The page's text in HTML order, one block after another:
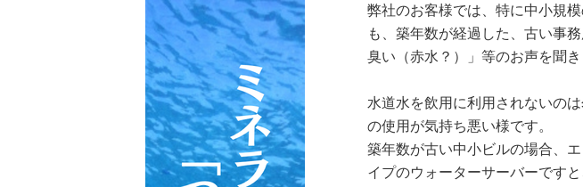
弊社のお客様では、特に中小規
も、築年数が経過した、古い事
臭い（赤水？）」等のお声を聞き
水道水を飲用に利用されないの
の使用が気持ち悪い様です。
築年数が古い中小ビルの場合、
イプのウォーターサーバーです